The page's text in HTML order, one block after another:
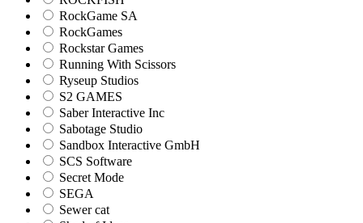
RockGame SA
RockGames
Rockstar Games
Running With Scissors
Ryseup Studios
S2 GAMES
Saber Interactive Inc
Sabotage Studio
Sandbox Interactive GmbH
SCS Software
Secret Mode
SEGA
Sewer cat